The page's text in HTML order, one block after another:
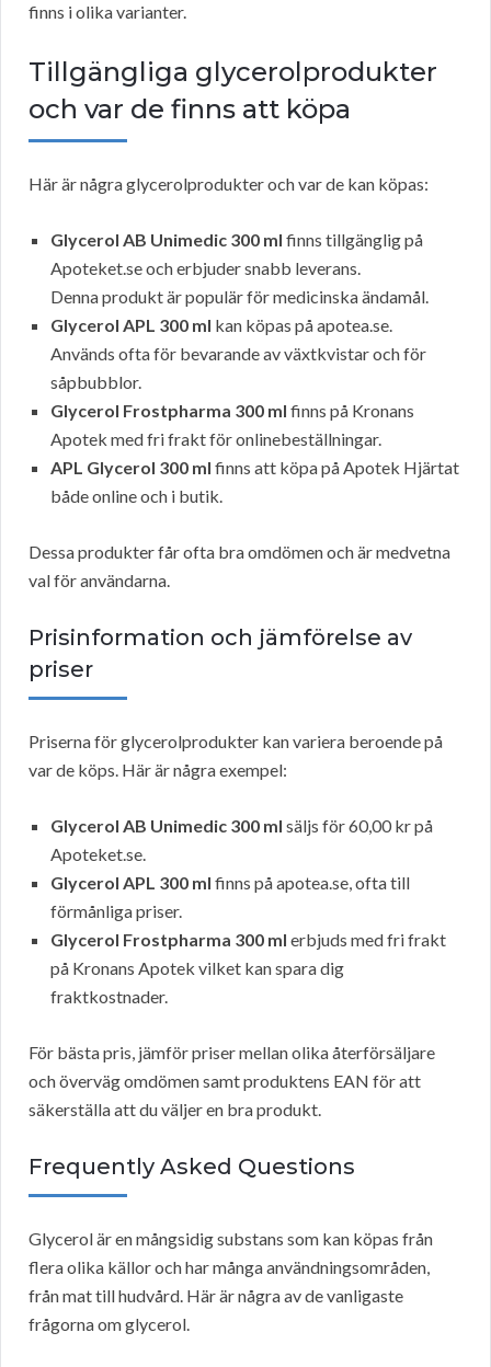
finns i olika varianter.
Tillgängliga glycerolprodukter
och var de finns att köpa
Här är några glycerolprodukter och var de kan köpas:
Glycerol AB Unimedic 300 ml finns tillgänglig på
Apoteket.se och erbjuder snabb leverans.
Denna produkt är populär för medicinska ändamål.
Glycerol APL 300 ml kan köpas på apotea.se.
Används ofta för bevarande av växtkvistar och för
såpbubblor.
Glycerol Frostpharma 300 ml finns på Kronans
Apotek med fri frakt för onlinebeställningar.
APL Glycerol 300 ml finns att köpa på Apotek Hjärtat
både online och i butik.
Dessa produkter får ofta bra omdömen och är medvetna
val för användarna.
Prisinformation och jämförelse av
priser
Priserna för glycerolprodukter kan variera beroende på
var de köps. Här är några exempel:
Glycerol AB Unimedic 300 ml säljs för 60,00 kr på
Apoteket.se.
Glycerol APL 300 ml finns på apotea.se, ofta till
förmånliga priser.
Glycerol Frostpharma 300 ml erbjuds med fri frakt
på Kronans Apotek vilket kan spara dig
fraktkostnader.
För bästa pris, jämför priser mellan olika återförsäljare
och överväg omdömen samt produktens EAN för att
säkerställa att du väljer en bra produkt.
Frequently Asked Questions
Glycerol är en mångsidig substans som kan köpas från
flera olika källor och har många användningsområden,
från mat till hudvård. Här är några av de vanligaste
frågorna om glycerol.